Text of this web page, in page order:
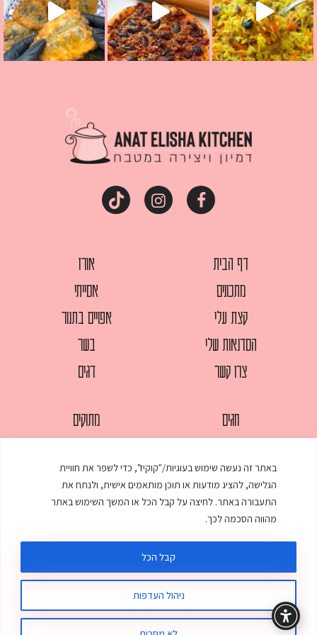
באתר זה נעשה שימוש בעוגיות/"קוקיז", כדי לשפר את חוויית
הגלישה, להציג מודעות או תוכן מותאמים אישית, ולנתח את
התעבורה באתר. לחיצה על קבל הכל או המשך השימוש באתר
מהווה הסכמה לכך.
ניהול העדפות
קבל הכל
דף הבית
מתכונים
קצת עלי
הסדנאות שלי
צרו קשר
אורז
אסייתי
אפויים בתנור
בשר
דגים
חגים
מאפים
ממולאים
מרקים
מתוקים
עוגות
עוף
© כל הזכויות שמורות לענת אלישע | עיצוב ובניית אתר
תקנון האתר מדיניות פרטיות